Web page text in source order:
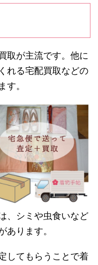
取が主流です。他に
れる宅配買取などの
す。
、シミや虫食いなど
あります。
してもらうことで着